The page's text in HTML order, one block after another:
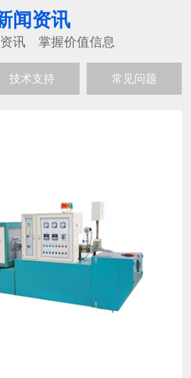
闻资讯
讯 掌握价值信息
技术支持 常见问题